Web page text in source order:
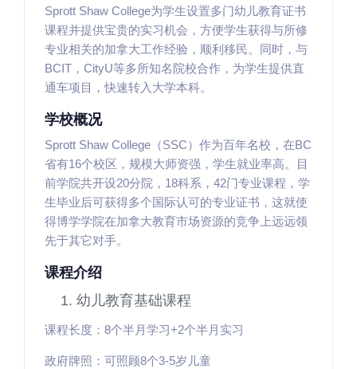
Sprott Shaw College为学生设置多门幼儿教育证书
课程并提供宝贵的实习机会，方便学生获得与所修
专业相关的加拿大工作经验，顺利移民。同时，与
BCIT，CityU等多所知名院校合作，为学生提供直
通车项目，快速转入大学本科。
学校概况
Sprott Shaw College（SSC）作为百年名校，在BC
省有16个校区，规模大师资强，学生就业率高。目
前学院共开设20分院，18科系，42门专业课程，学
生毕业后可获得多个国际认可的专业证书，这就使
得博学学院在加拿大教育市场资源的竞争上远远领
先于其它对手。
课程介绍
幼儿教育基础课程
课程长度：8个半月学习+2个半月实习
政府牌照：可照顾8个3-5岁儿童